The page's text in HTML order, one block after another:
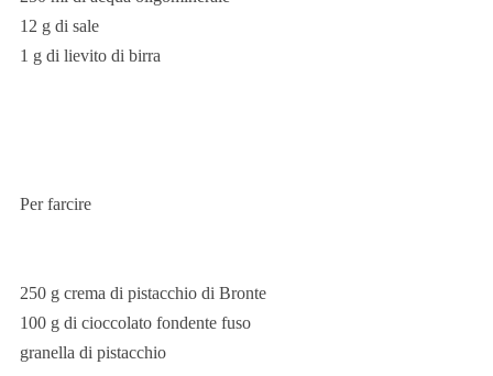
12 g di sale
1 g di lievito di birra
Per farcire
250 g crema di pistacchio di Bronte
100 g di cioccolato fondente fuso
granella di pistacchio